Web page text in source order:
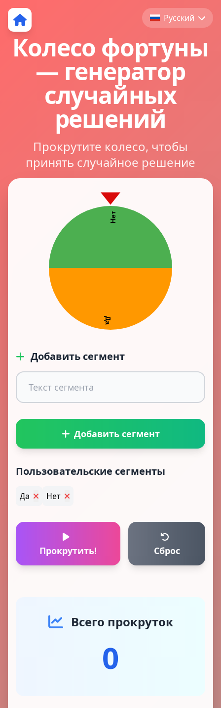
Русский
Колесо фортуны
— генератор
случайных
решений
Прокрутите колесо, чтобы
принять случайное решение
Добавить сегмент
Добавить сегмент
Пользовательские сегменты
Да Нет
Прокрутить! Сброс
Всего прокруток
0